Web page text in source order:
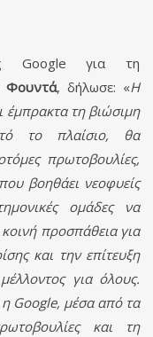
Google για τη
Φουντά, δήλωσε: «Η
έμπρακτα τη βιώσιμη
το πλαίσιο, θα
πρωτοβουλίες,
βοηθάει νεοφυείς
ομάδες να
προσπάθεια για
και την επίτευξη
για όλους.
Google, μέσα από τα
και τη